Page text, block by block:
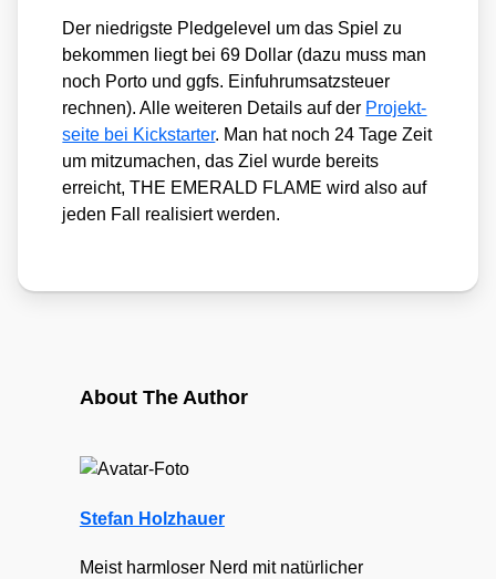
Der nied­rigs­te Pled­ge­le­vel um das Spiel zu
bekom­men liegt bei 69 Dol­lar (dazu muss man
noch Por­to und ggfs. Ein­fuhr­um­satz­steu­er
rech­nen). Alle wei­te­ren Details auf der Pro­jekt­
sei­te bei Kick­star­ter. Man hat noch 24 Tage Zeit
um mit­zu­ma­chen, das Ziel wur­de bereits
erreicht, THE EMERALD FLAME wird also auf
jeden Fall rea­li­siert wer­den.
About The Author
Stefan Holzhauer
Meist harmloser Nerd mit natürlicher